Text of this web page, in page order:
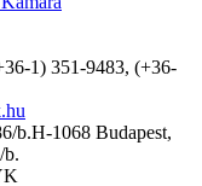
1) 351-9483, (+36-
H-1068 Budapest,
b.